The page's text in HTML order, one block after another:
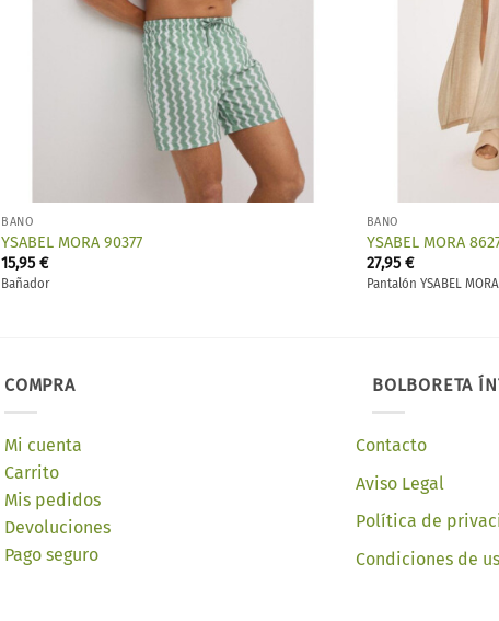
BAÑO
YSABEL MORA 90377
15,95€
Bañador
BAÑO
YSABEL MORA
27,95€
Pantalón YSABEL MORA
COMPRA
Mi cuenta
Carrito
Mis pedidos
Devoluciones
Pago seguro
BOLBORETA
Contacto
Aviso Legal
Política de
Condiciones de